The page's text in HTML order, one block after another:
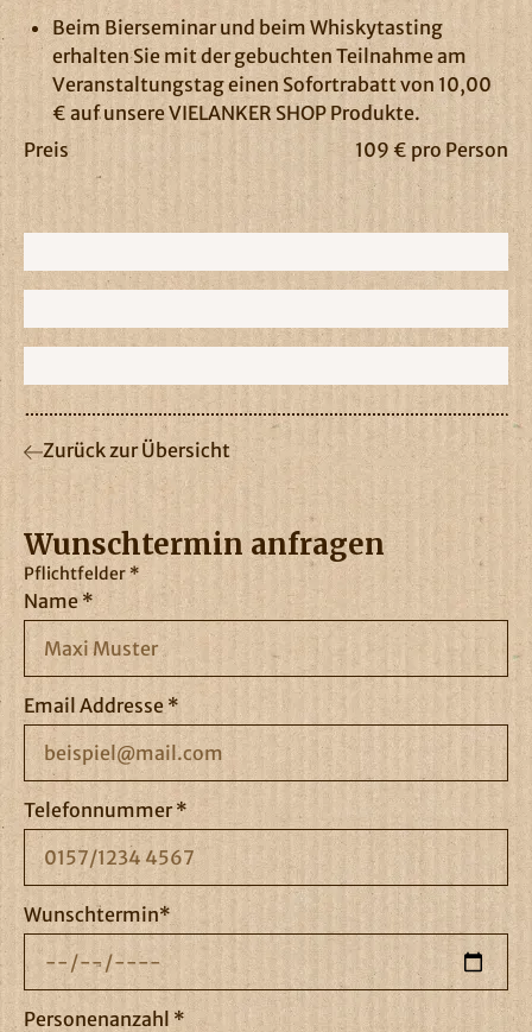
Beim Bierseminar und beim Whiskytasting
erhalten Sie mit der gebuchten Teilnahme am
Veranstaltungstag einen Sofortrabatt von 10,00
€ auf unsere VIELANKER SHOP Produkte.
Preis
109 € pro Person
Zurück zur Übersicht
Wunschtermin anfragen
Pflichtfelder *
Name *
Email Addresse *
Telefonnummer *
Wunschtermin*
Personenanzahl *